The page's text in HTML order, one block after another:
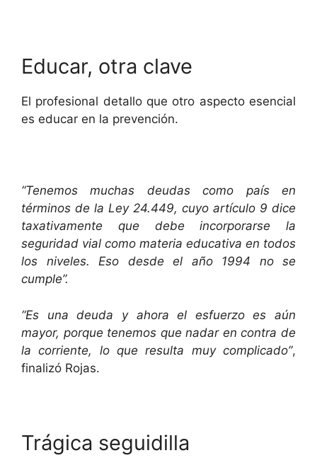
Educar, otra clave
El profesional detallo que otro aspecto esencial
es educar en la prevención.
“Tenemos muchas deudas como país en
términos de la Ley 24.449, cuyo artículo 9 dice
taxativamente que debe incorporarse la
seguridad vial como materia educativa en todos
los niveles. Eso desde el año 1994 no se
cumple”.
“Es una deuda y ahora el esfuerzo es aún
mayor, porque tenemos que nadar en contra de
la corriente, lo que resulta muy complicado”,
finalizó Rojas.
Trágica seguidilla